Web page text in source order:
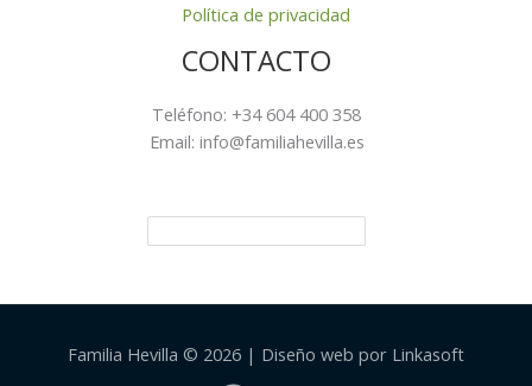
Política de privacidad
CONTACTO
Teléfono: +34 604 400 358
Email: info@familiahevilla.es
Familia Hevilla © 2026 | Diseño web por Linkasoft